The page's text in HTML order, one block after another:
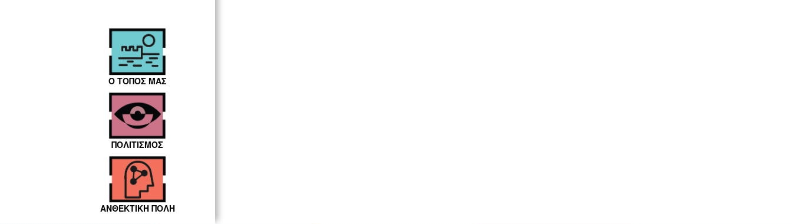
Ο ΤΟΠΟΣ ΜΑΣ
ΠΟΛΙΤΙΣΜΟΣ
ΑΝΘΕΚΤΙΚΗ ΠΟΛΗ